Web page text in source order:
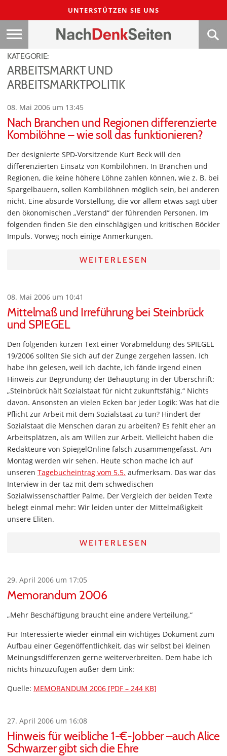
UNTERSTÜTZEN SIE UNS
KATEGORIE:
ARBEITSMARKT UND
ARBEITSMARKTPOLITIK
08. Mai 2006 um 13:45
Nach Branchen und Regionen differenzierte
Kombilöhne – wie soll das funktionieren?
Der designierte SPD-Vorsitzende Kurt Beck will den
differenzierten Einsatz von Kombilöhnen. In Branchen und
Regionen, die keine höhere Löhne zahlen können, wie z. B. bei
Spargelbauern, sollen Kombilöhnen möglich sein, bei anderen
nicht. Eine absurde Vorstellung, die vor allem etwas sagt über
den ökonomischen „Verstand“ der führenden Personen. Im
folgenden finden Sie den einschlägigen und kritischen Böckler
Impuls. Vorweg noch einige Anmerkungen.
WEITERLESEN
08. Mai 2006 um 10:41
Mittelmaß und Irreführung bei Steinbrück
und SPIEGEL
Den folgenden kurzen Text einer Vorabmeldung des SPIEGEL
19/2006 sollten Sie sich auf der Zunge zergehen lassen. Ich
habe ihn gelesen, weil ich dachte, ich fände irgend einen
Hinweis zur Begründung der Behauptung in der Überschrift:
„Steinbrück hält Sozialstaat für nicht zukunftsfähig.“ Nichts
davon. Ansonsten an vielen Ecken bar jeder Logik: Was hat die
Pflicht zur Arbeit mit dem Sozialstaat zu tun? Hindert der
Sozialstaat die Menschen daran zu arbeiten? Es fehlt eher an
Arbeitsplätzen, als am Willen zur Arbeit. Vielleicht haben die
Redakteure von SpiegelOnline falsch zusammengefasst. Am
Montag werden wir sehen. Heute schon mache ich auf
unseren Tagebucheintrag vom 5.5. aufmerksam. Das war das
Interview in der taz mit dem schwedischen
Sozialwissenschaftler Palme. Der Vergleich der beiden Texte
belegt einmal mehr: Wir leiden unter der Mittelmäßigkeit
unsere Eliten.
WEITERLESEN
29. April 2006 um 17:05
Memorandum 2006
„Mehr Beschäftigung braucht eine andere Verteilung.“
Für Interessierte wieder einmal ein wichtiges Dokument zum
Aufbau einer Gegenöffentlichkeit, das wir selbst bei kleinen
Meinungsdifferenzen gerne weiterverbreiten. Dem habe ich
nichts hinzuzufügen außer dem Link:
Quelle: MEMORANDUM 2006 [PDF – 244 KB]
27. April 2006 um 16:08
Hinweis für weibliche 1-€-Jobber –auch Alice
Schwarzer gibt sich die Ehre